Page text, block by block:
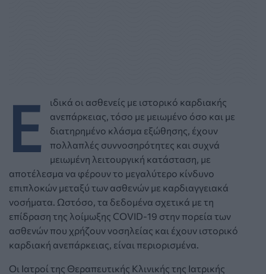
Ε
ιδικά οι ασθενείς με ιστορικό καρδιακής
ανεπάρκειας, τόσο με μειωμένο όσο και με
διατηρημένο κλάσμα εξώθησης, έχουν
πολλαπλές συννοσηρότητες και συχνά
μειωμένη λειτουργική κατάσταση, με
αποτέλεσμα να φέρουν το μεγαλύτερο κίνδυνο
επιπλοκών μεταξύ των ασθενών με καρδιαγγειακά
νοσήματα. Ωστόσο, τα δεδομένα σχετικά με τη
επίδραση της λοίμωξης COVID-19 στην πορεία των
ασθενών που χρήζουν νοσηλείας και έχουν ιστορικό
καρδιακή ανεπάρκειας, είναι περιορισμένα.
Οι Ιατροί της Θεραπευτικής Κλινικής της Ιατρικής